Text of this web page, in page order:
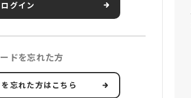
ログイン
ドを忘れた方
忘れた方はこちら